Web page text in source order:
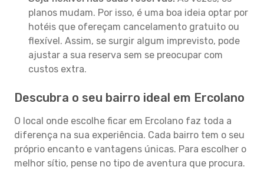
planos mudam. Por isso, é uma boa ideia optar por
hotéis que ofereçam cancelamento gratuito ou
flexível. Assim, se surgir algum imprevisto, pode
ajustar a sua reserva sem se preocupar com
custos extra.
Descubra o seu bairro ideal em Ercolano
O local onde escolhe ficar em Ercolano faz toda a
diferença na sua experiência. Cada bairro tem o seu
próprio encanto e vantagens únicas. Para escolher o
melhor sítio, pense no tipo de aventura que procura.